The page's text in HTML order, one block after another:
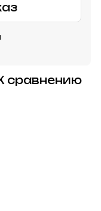
сравнению